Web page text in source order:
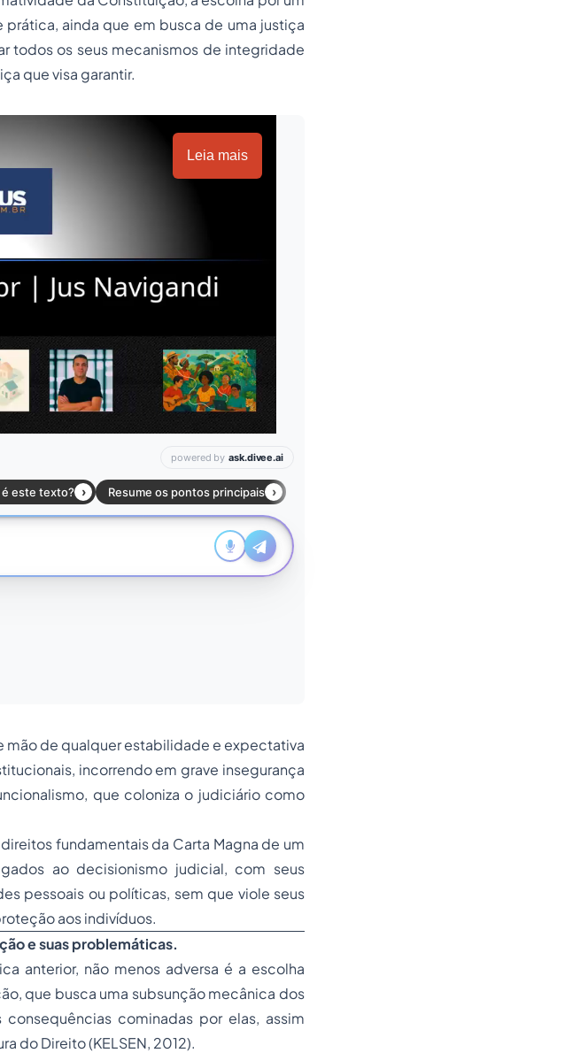
ainda que em busca de uma justiça
todos os seus mecanismos de integridade
que visa garantir.
Leia mais
mão de qualquer estabilidade e expectativa
incorrendo em grave insegurança
que coloniza o judiciário como
fundamentais da Carta Magna de um
ao decisionismo judicial, com seus
pessoais ou políticas, sem que viole seus
aos indivíduos.
e suas problemáticas.
anterior, não menos adversa é a escolha
que busca uma subsunção mecânica dos
cominadas por elas, assim
do Direito (KELSEN, 2012).